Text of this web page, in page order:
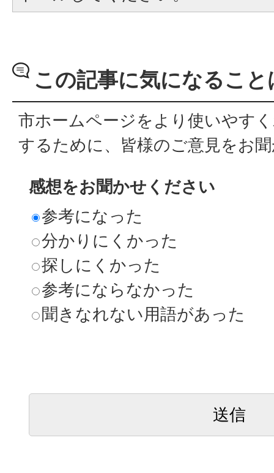
この記事に気になるこ
市ホームページをより使いやす
するために、皆様のご意見をお
感想をお聞かせください
参考になった
分かりにくかった
探しにくかった
参考にならなかった
聞きなれない用語があった